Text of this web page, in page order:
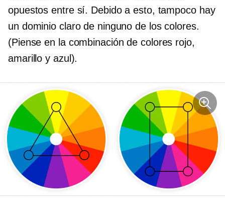
opuestos entre sí. Debido a esto, tampoco hay
un dominio claro de ninguno de los colores.
(Piense en la combinación de colores rojo,
amarillo y azul).